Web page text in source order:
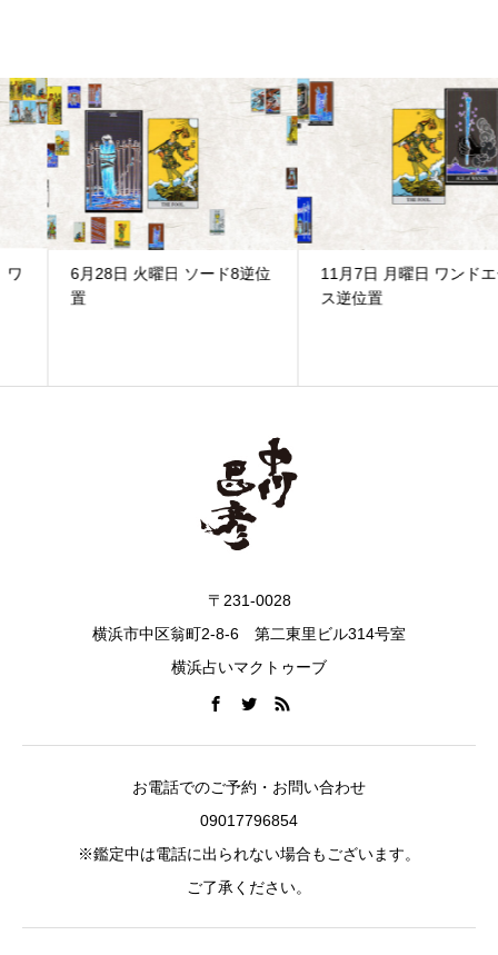
6月28日 火曜日 ソード8逆位
11月7日 月曜日 ワンドエー
ス逆位置
〒231-0028
横浜市中区翁町2-8-6 第二東里ビル314号室
横浜占いマクトゥーブ
お電話でのご予約・お問い合わせ
09017796854
※鑑定中は電話に出られない場合もございます。
ご了承ください。